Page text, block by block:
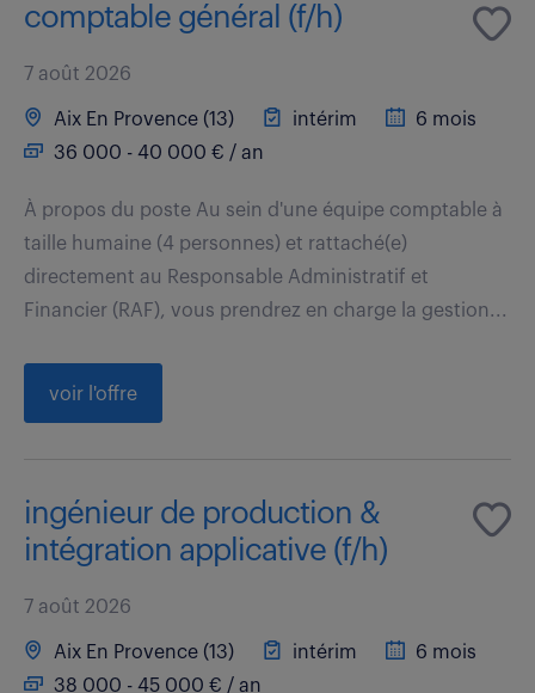
comptable général (f/h)
7 août 2026
Aix En Provence (13) intérim
6 mois
36 000 - 40 000 € / an
À propos du poste Au sein d'une équipe comptable à
taille humaine (4 personnes) et rattaché(e)
directement au Responsable Administratif et
Financier (RAF), vous prendrez en charge la gestion...
voir l'offre
ingénieur de production &
intégration applicative (f/h)
7 août 2026
Aix En Provence (13) intérim
6 mois
38 000 - 45 000 € / an